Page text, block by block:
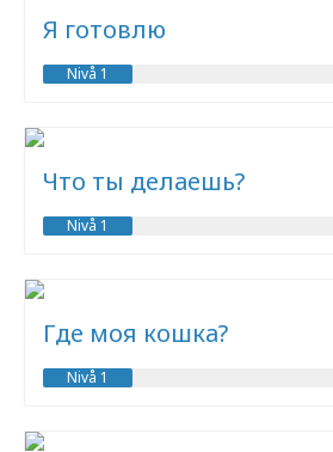
Я готовлю
Nivå 1
Что ты делаешь?
Nivå 1
Где моя кошка?
Nivå 1